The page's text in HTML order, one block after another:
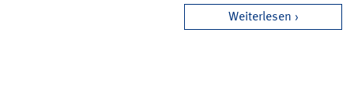
Weiterlesen